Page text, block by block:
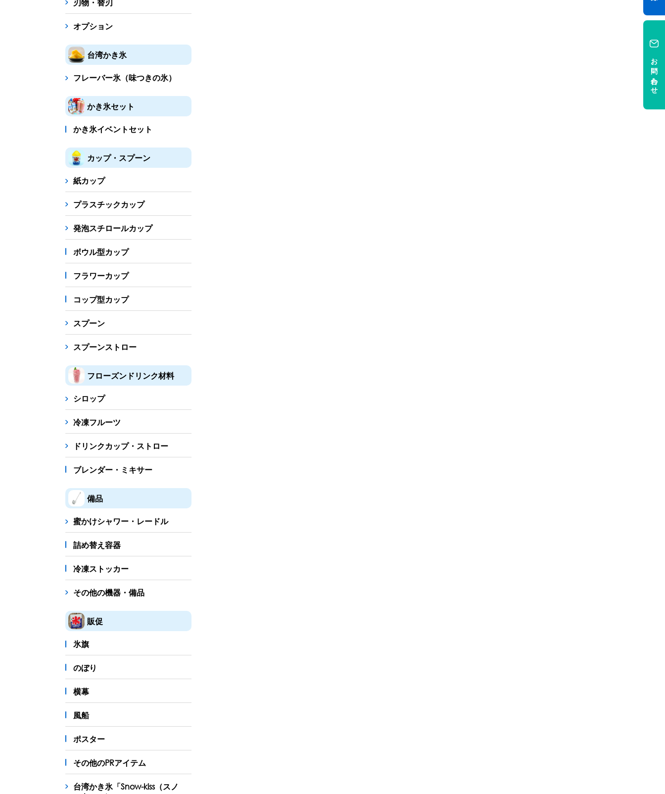
刃物・替刃
オプション
台湾かき氷
フレーバー氷（味つきの氷）
かき氷セット
かき氷イベントセット
カップ・スプーン
紙カップ
プラスチックカップ
発泡スチロールカップ
ボウル型カップ
フラワーカップ
コップ型カップ
スプーン
スプーンストロー
フローズンドリンク材料
シロップ
冷凍フルーツ
ドリンクカップ・ストロー
ブレンダー・ミキサー
備品
蜜かけシャワー・レードル
詰め替え容器
冷凍ストッカー
その他の機器・備品
販促
氷旗
のぼり
横幕
風船
ポスター
その他のPRアイテム
台湾かき氷「Snow-kiss（スノ
お問い合わせ